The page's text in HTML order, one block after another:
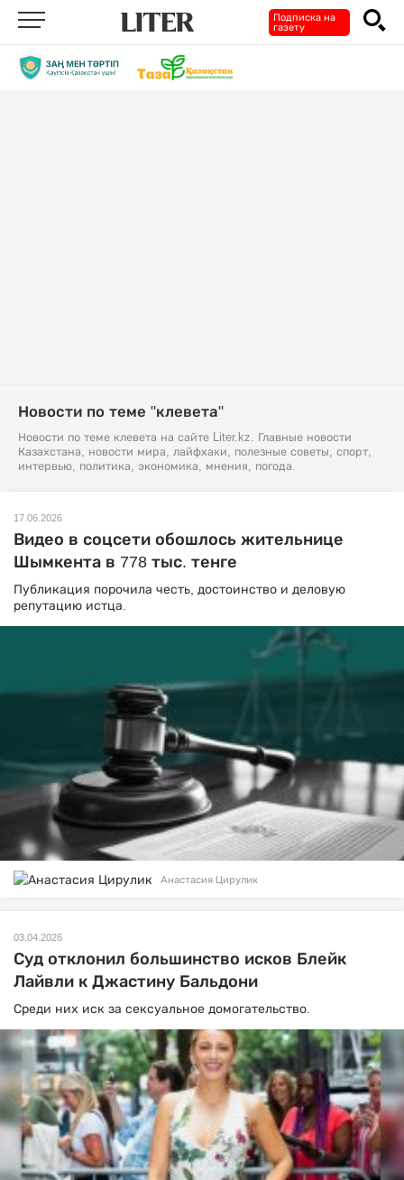
Подписка на
газету
Новости по теме "клевета"
Новости по теме клевета на сайте Liter.kz. Главные новости
Казахстана, новости мира, лайфхаки, полезные советы, спорт,
интервью, политика, экономика, мнения, погода.
17.06.2026
Видео в соцсети обошлось жительнице
Шымкента в 778 тыс. тенге
Публикация порочила честь, достоинство и деловую
репутацию истца.
Анастасия Цирулик
03.04.2026
Суд отклонил большинство исков Блейк
Лайвли к Джастину Бальдони
Среди них иск за сексуальное домогательство.